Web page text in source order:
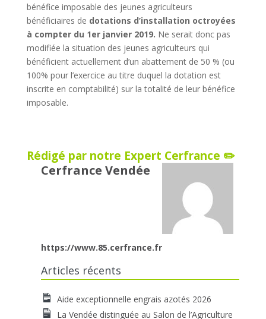
bénéfice imposable des jeunes agriculteurs
bénéficiaires de dotations d’installation octroyées
à compter du 1er janvier 2019. Ne serait donc pas
modifiée la situation des jeunes agriculteurs qui
bénéficient actuellement d’un abattement de 50 % (ou
100% pour l’exercice au titre duquel la dotation est
inscrite en comptabilité) sur la totalité de leur bénéfice
imposable.
Rédigé par notre Expert Cerfrance ✏️
Cerfrance Vendée
https://www.85.cerfrance.fr
Articles récents
Aide exceptionnelle engrais azotés 2026
La Vendée distinguée au Salon de l’Agriculture